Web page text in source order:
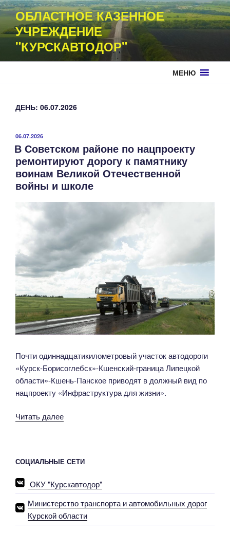
Перейти
к
содержимому
ОБЛАСТНОЕ КАЗЕННОЕ
УЧРЕЖДЕНИЕ
"КУРСКАВТОДОР"
МЕНЮ
ДЕНЬ: 06.07.2026
ОПУБЛИКОВАНО
06.07.2026
В Советском районе по нацпроекту
ремонтируют дорогу к памятнику
воинам Великой Отечественной
войны и школе
Почти одиннадцатикилометровый участок автодороги
«Курск-Борисоглебск»-Кшенский-граница Липецкой
области»-Кшень-Панское приводят в должный вид по
нацпроекту «Инфраструктура для жизни».
Читать далее«В
нацпроекту
дорогу
к
памятнику
воинам
СОЦИАЛЬНЫЕ СЕТИ
ОКУ "Курскавтодор"
Министерство транспорта и автомобильных дорог
Курской области